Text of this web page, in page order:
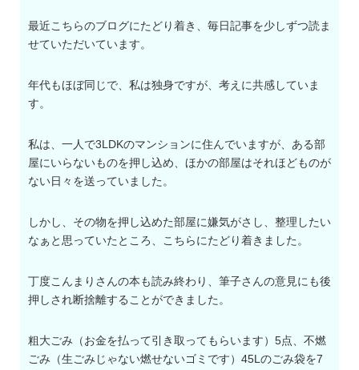
最近こちらのブログにたどり着き、毎日記事を少しずつ読ま
せていただいています。
年代もほぼ同じで、私は独身ですが、考えに共感していま
す。
私は、一人で3LDKのマンションに住んでいますが、ある部
屋にいらないものを押し込め、ほかの部屋はそれほどものが
ない日々を送っていました。
しかし、その物を押し込めた部屋に嫌気がさし、整理したい
なぁと思っていたところ、こちらにたどり着きました。
丁度こんまりさんの本も読み終わり、筆子さんの意見にも後
押しされ断捨離することができました。
粗大ごみ（お金を払って引き取ってもらいます）5点、不燃
ごみ（生ごみじゃない燃せないゴミです）45Lのごみ袋を7